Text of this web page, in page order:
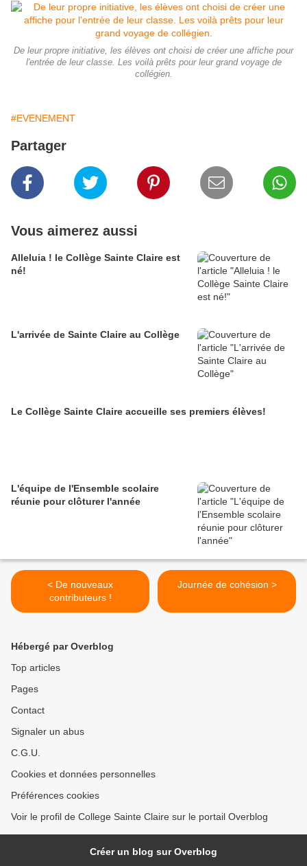
De leur propre initiative, les élèves ont choisi de créer une affiche pour
l'entrée de leur classe. Les voilà prêts pour leur grand voyage de
collégien.
#EVENEMENT
Partager
Vous aimerez aussi
Alleluia ! le Collège Sainte Claire est
né!
L'arrivée de Sainte Claire au Collège
Le Collège Sainte Claire accueille ses premiers élèves!
L'équipe de l'Ensemble scolaire
réunie pour clôturer l'année
< De nouveaux
contributeurs !
Journée de cohésion >
Hébergé par Overblog
Top articles
Pages
Contact
Signaler un abus
C.G.U.
Cookies et données personnelles
Préférences cookies
Voir le profil de College Sainte Claire sur le portail Overblog
Créer un blog sur Overblog